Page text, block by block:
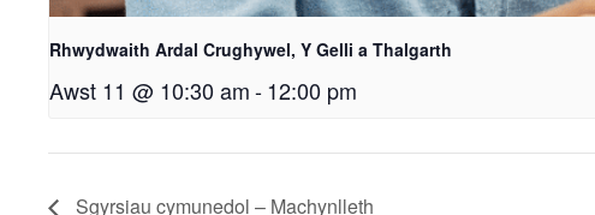
Rhwydwaith Ardal Crughywel, Y Gelli a Thalgarth
Awst 11 @ 10:30 am -12:00 pm
Sgyrsiau cymunedol – Machynlleth